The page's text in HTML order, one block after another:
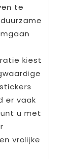
te
kiest
er vaak
u met
vrolijke